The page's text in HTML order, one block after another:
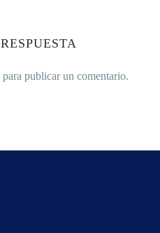
para publicar un comentario.